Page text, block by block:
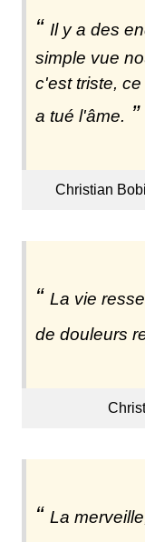
Il y a des
simple vue
c'est triste,
a tué l'âme.
Christian
La vie
de douleurs
La